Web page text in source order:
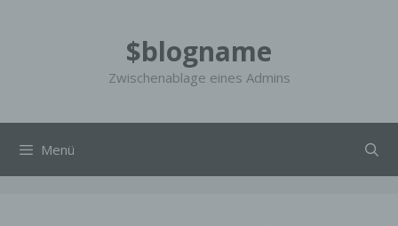
$blogname
Zwischenablage eines Admins
Menü